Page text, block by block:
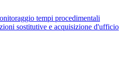
tempi procedimentali
sostitutive e acquisizione d'ufficio